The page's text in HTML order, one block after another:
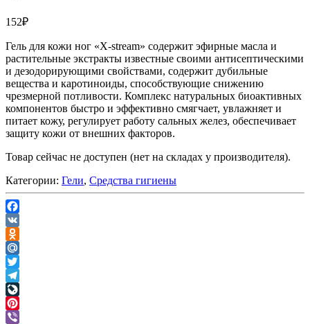
152₽
Гель для кожи ног «X-stream» содержит эфирные масла и
растительные экстракты известные своими антисептическими
и дезодорирующими свойствами, содержит дубильные
вещества и каротиноиды, способствующие снижению
чрезмерной потливости. Комплекс натуральных биоактивных
компонентов быстро и эффективно смягчает, увлажняет и
питает кожу, регулирует работу сальных желез, обеспечивает
защиту кожи от внешних факторов.
Товар сейчас не доступен (нет на складах у производителя).
Категории: Гели, Средства гигиены
Facebook
VK
Odnoklassniki
Mail.Ru
Twitter
Telegram
LiveJournal
Pinterest